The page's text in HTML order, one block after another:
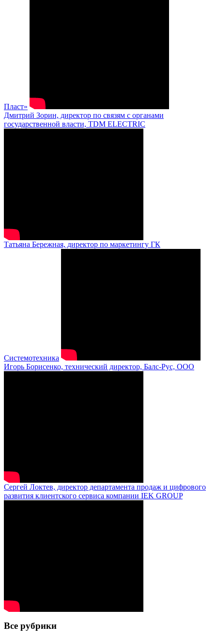
Пласт»
Дмитрий Зорин, директор по связям с органами
государственной власти, TDM ELECTRIC
Татьяна Бережная, директор по маркетингу ГК
Системотехника
Игорь Борисенко, технический директор, Балс-Рус, ООО
Сергей Локтев, директор департамента продаж и цифрового
развития клиентского сервиса компании IEK GROUP
Все рубрики